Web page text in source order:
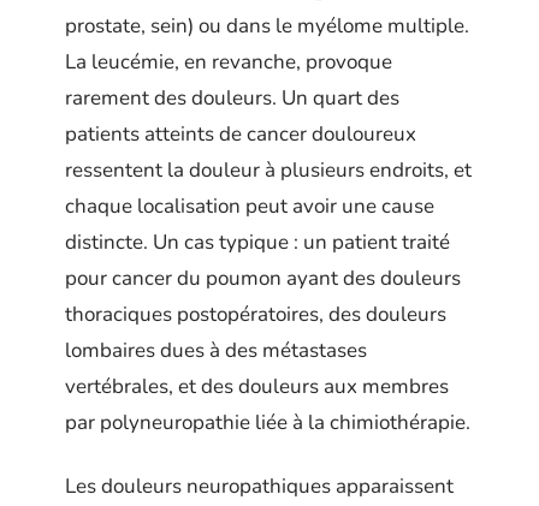
prostate, sein) ou dans le myélome multiple.
La leucémie, en revanche, provoque
rarement des douleurs. Un quart des
patients atteints de cancer douloureux
ressentent la douleur à plusieurs endroits, et
chaque localisation peut avoir une cause
distincte. Un cas typique : un patient traité
pour cancer du poumon ayant des douleurs
thoraciques postopératoires, des douleurs
lombaires dues à des métastases
vertébrales, et des douleurs aux membres
par polyneuropathie liée à la chimiothérapie.
Les douleurs neuropathiques apparaissent